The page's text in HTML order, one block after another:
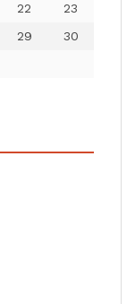
22
23
29
30